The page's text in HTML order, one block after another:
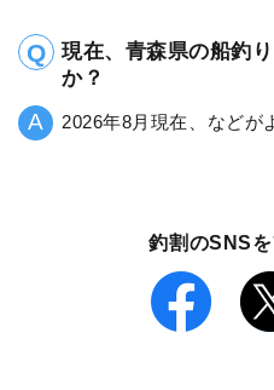
現在、青森県の船釣
か？
2026年8月現在、などが
釣割のSNS